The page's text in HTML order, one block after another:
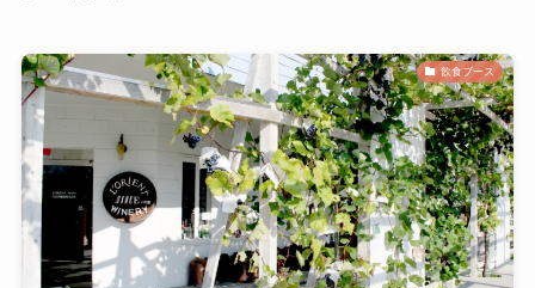
飲食ブース